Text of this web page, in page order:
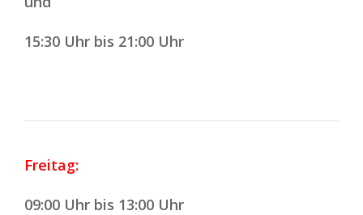
15:30 Uhr bis 21:00 Uhr
Freitag:
09:00 Uhr bis 13:00 Uhr